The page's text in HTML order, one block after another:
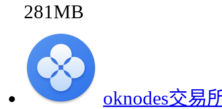
281MB
oknodes交易